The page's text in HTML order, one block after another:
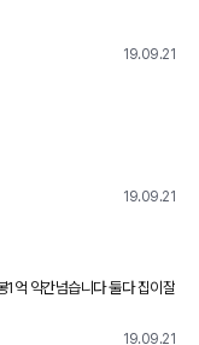
19.09.21
19.09.21
억 약간넘습니다 둘다 집이잘
억 전세집에 대출1억있습
19.09.21